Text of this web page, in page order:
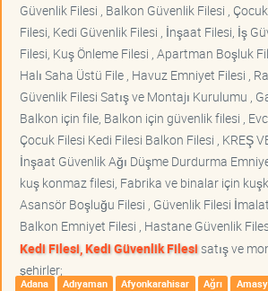
Güvenlik Filesi , Balkon Güvenlik Filesi ,
Filesi, Kedi Güvenlik Filesi , İnşaat Filesi, İş
Filesi, Kuş Önleme Filesi , Apartman Boşluk
Halı Saha Üstü File , Havuz Emniyet Filesi ,
Güvenlik Filesi Satış ve Montajı Kurulumu ,
Balkon için file, Balkon için güvenlik filesi ,
Çocuk Filesi Kedi Filesi Balkon Filesi , KREŞ
İnşaat Güvenlik Ağı Düşme Durdurma
kuş konmaz filesi, Fabrika ve binalar için
Asansör Boşluğu Filesi , Güvenlik Filesi İmalat
Balkon Emniyet Filesi , Hastane Güvenlik
Kedi Filesi, Kedi Güvenlik Filesisatış ve
şehirler;
Adana Adıyaman Afyonkarahisar Ağrı